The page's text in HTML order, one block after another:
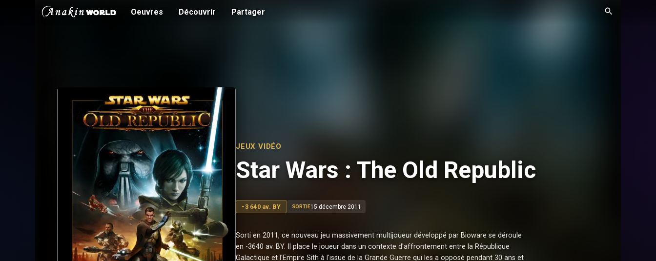
Oeuvres Découvrir Partager
JEUX VIDÉO
Star Wars : The Old Republic
-3 640 av. BY SORTIE15 décembre 2011
Sorti en 2011, ce nouveau jeu massivement multijoueur développé par Bioware se déroule
en -3640 av. BY. Il place le joueur dans un contexte d'affrontement entre la République
Galactique et l'Empire Sith à l'issue de la Grande Guerre qui les a opposé pendant 30 ans et